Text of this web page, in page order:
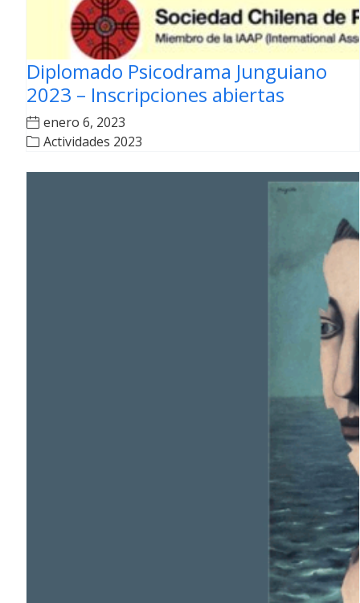
Diplomado Psicodrama Junguiano
2023 – Inscripciones abiertas
enero 6, 2023
Actividades 2023